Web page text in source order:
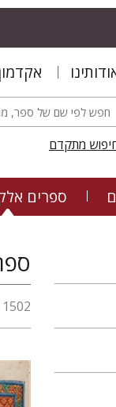
מתקדם
ספרים
1502 תוצאות